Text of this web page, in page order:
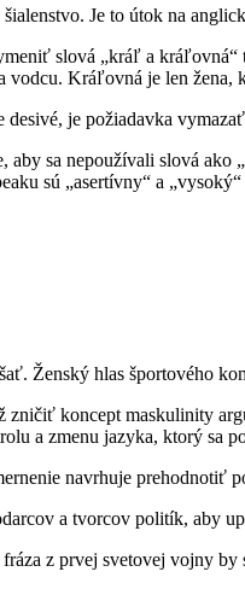
Je to útok na
slová „kráľ a kráľovná“
vodcu. Kráľovná je len žena,
desivé, je požiadavka
aby sa nepoužívali slová ako
sú „asertívny“ a
Ženský hlas športového
zničiť koncept maskulinity
a zmenu jazyka, ktorý sa
navrhuje prehodnotiť
a tvorcov politík, aby
z prvej svetovej vojny by